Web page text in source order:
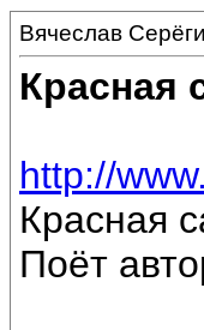
Вячеслав
Красная
http://
Красная
Поёт